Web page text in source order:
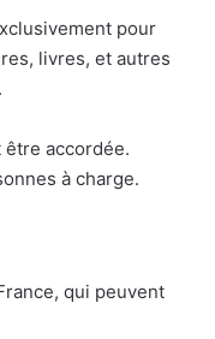
pour
livres, et autres
être accordée.
à charge.
qui peuvent